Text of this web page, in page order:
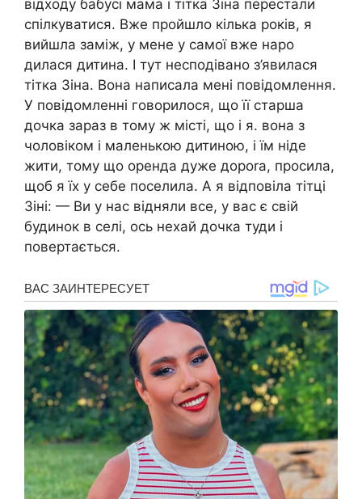
відходу бабусі мама і тітка Зіна перестали
спілкуватися. Вже пройшло кілька років, я
вийшла заміж, у мене у самої вже наро
дилася дитина. І тут несподівано з’явилася
тітка Зіна. Вона написала мені повідомлення.
У повідомленні говорилося, що її старша
дочка зараз в тому ж місті, що і я. вона з
чоловіком і маленькою дитиною, і їм ніде
жити, тому що оренда дуже дороrа, просила,
щоб я їх у себе поселила. А я відповіла тітці
Зіні: — Ви у нас відняли все, у вас є свій
будинок в селі, ось нехай дочка туди і
повертається.